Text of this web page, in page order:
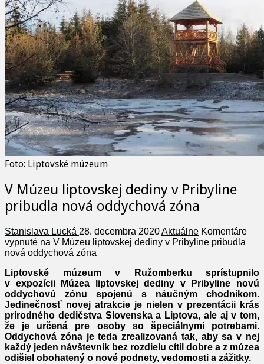
Foto: Liptovské múzeum
V Múzeu liptovskej dediny v Pribyline
pribudla nová oddychová zóna
Stanislava Lucká 28. decembra 2020Aktuálne Komentáre
vypnuté na V Múzeu liptovskej dediny v Pribyline pribudla
nová oddychová zóna
Liptovské múzeum v Ružomberku sprístupnilo
v expozícii Múzea liptovskej dediny v Pribyline novú
oddychovú zónu spojenú s náučným chodníkom.
Jedinečnosť novej atrakcie je nielen v prezentácii krás
prírodného dedičstva Slovenska a Liptova, ale aj v tom,
že je určená pre osoby so špeciálnymi potrebami.
Oddychová zóna je teda zrealizovaná tak, aby sa v nej
každý jeden návštevník bez rozdielu cítil dobre a z múzea
odišiel obohatený o nové podnety, vedomosti a zážitky.